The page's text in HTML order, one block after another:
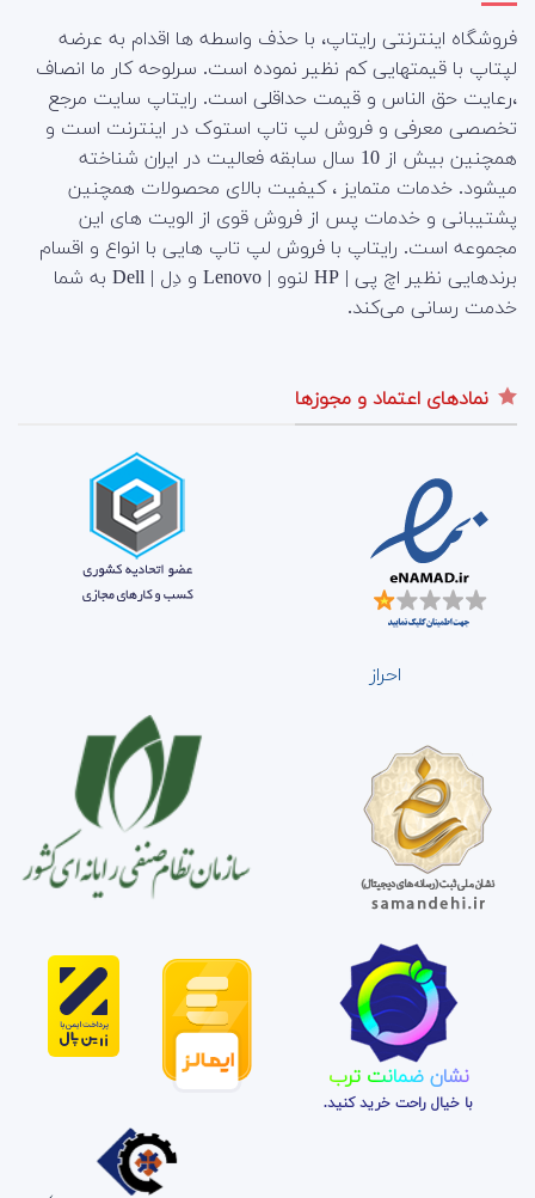
فروشگاه اینترنتی رایتاپ، با حذف واسطه ها اقدام به عرضه
لپتاپ با قیمتهایی کم نظیر نموده است. سرلوحه کار ما انصاف
،رعایت حق الناس و قیمت حداقلی است. رایتاپ سایت مرجع
تخصصی معرفی و فروش لپ تاپ استوک در اینترنت است و
همچنین بیش از 10 سال سابقه فعالیت در ایران شناخته
میشود. خدمات متمایز ، کیفیت بالای محصولات همچنین
پشتیبانی و خدمات پس از فروش قوی از الویت های این
مجموعه است. رایتاپ با فروش لپ تاپ هایی با انواع و اقسام
برندهایی نظیر اچ پی | HP لنوو | Lenovo و دِل | Dell به شما
خدمت رسانی می‌کند.
نمادهای اعتماد و مجوزها
احراز
نشان ضمانت ترب
با خیال راحت خرید کنید.